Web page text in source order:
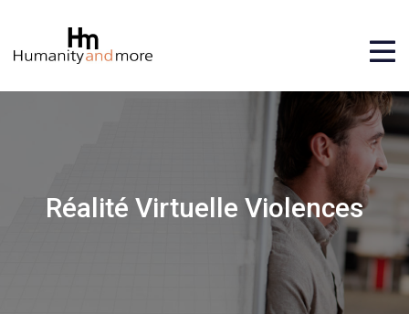
Réalité Virtuelle Violences